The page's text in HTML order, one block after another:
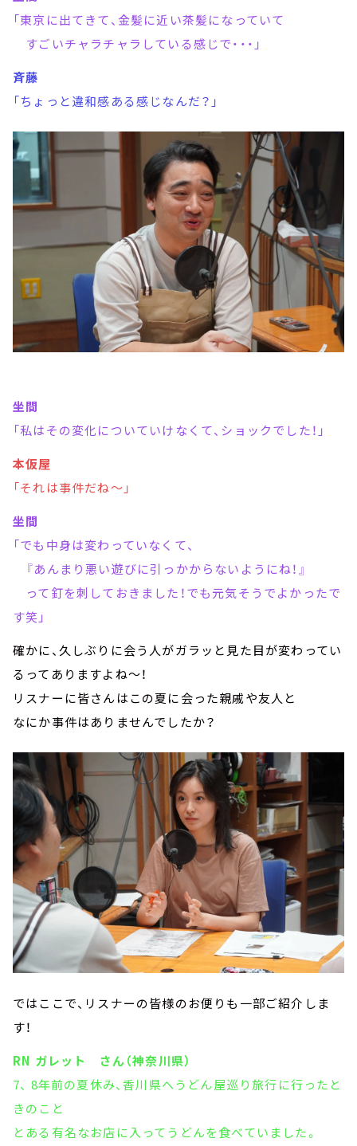
「東京に出てきて、金髪に近い茶髪になっていて
すごいチャラチャラしている感じで・・・」
斉藤
「ちょっと違和感ある感じなんだ？」
坐間
「私はその変化についていけなくて、ショックでした！」
本仮屋
「それは事件だね～」
坐間
「でも中身は変わっていなくて、
『あんまり悪い遊びに引っかからないようにね！』
って釘を刺しておきました！でも元気そうでよかったで
す笑」
確かに、久しぶりに会う人がガラッと見た目が変わってい
るってありますよね～！
リスナーに皆さんはこの夏に会った親戚や友人と
なにか事件はありませんでしたか？
ではここで、リスナーの皆様のお便りも一部ご紹介しま
す！
RN ガレット さん（神奈川県）
7、 8年前の夏休み、香川県へうどん屋巡り旅行に行ったと
きのこと
とある有名なお店に入ってうどんを食べていました。